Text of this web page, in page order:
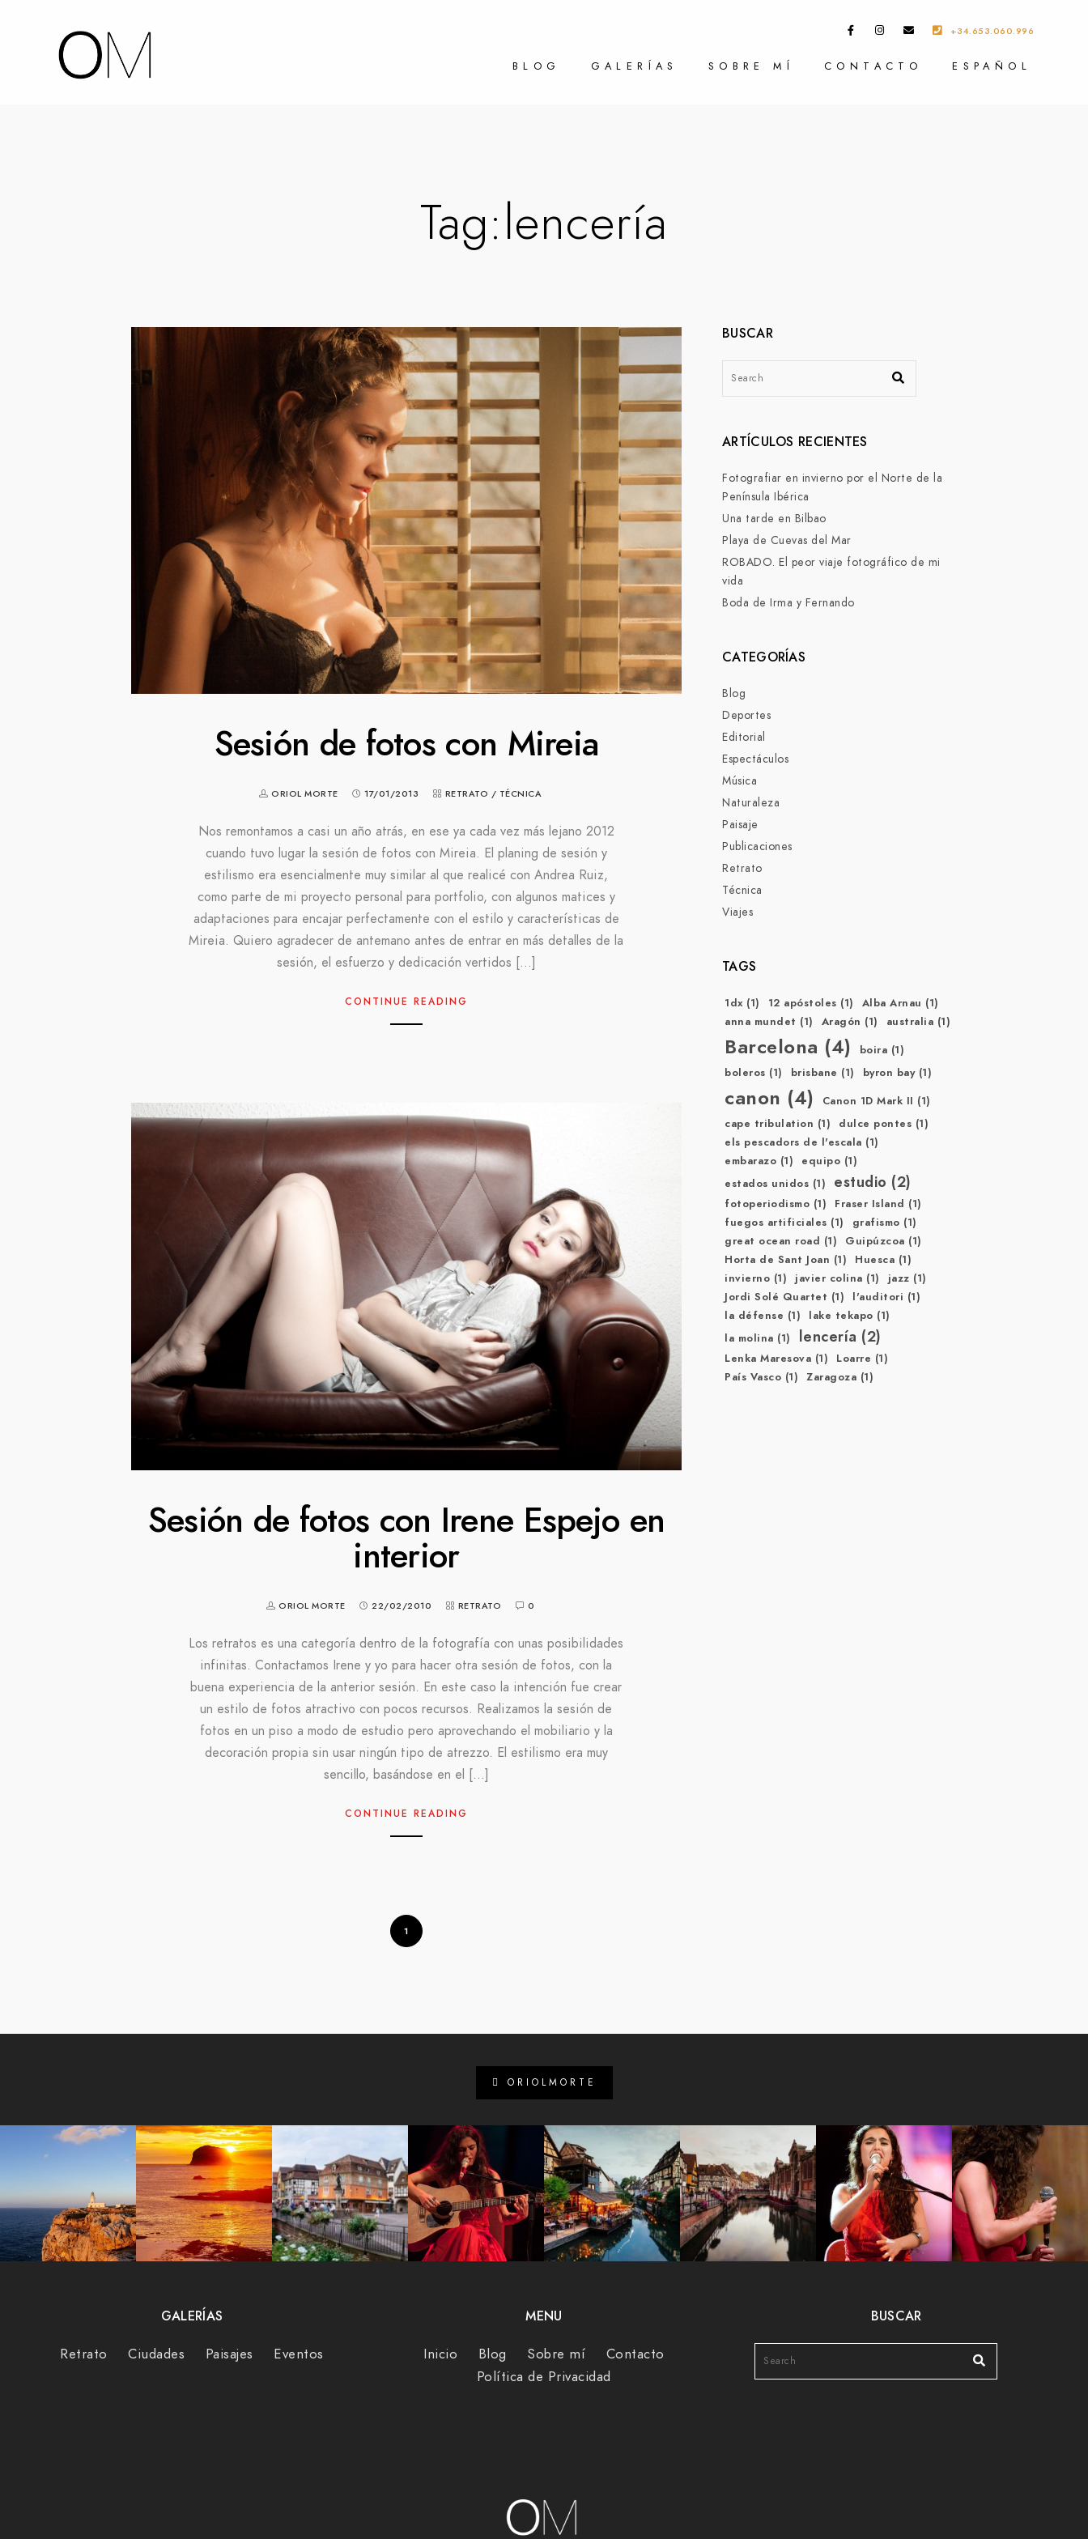
+34.653.060.996
BLOG GALERÍAS SOBRE MÍ CONTACTO ESPAÑOL
Tag:lencería
Sesión de fotos con Mireia
ORIOL MORTE 17/01/2013 RETRATO / TÉCNICA
Nos remontamos a casi un año atrás, en ese ya cada vez más lejano 2012
cuando tuvo lugar la sesión de fotos con Mireia. El planing de sesión y
estilismo era esencialmente muy similar al que realicé con Andrea Ruiz,
como parte de mi proyecto personal para portfolio, con algunos matices y
adaptaciones para encajar perfectamente con el estilo y características de
Mireia. Quiero agradecer de antemano antes de entrar en más detalles de la
sesión, el esfuerzo y dedicación vertidos […]
CONTINUE READING
Sesión de fotos con Irene Espejo en
interior
ORIOL MORTE 22/02/2010 RETRATO 0
Los retratos es una categoría dentro de la fotografía con unas posibilidades
infinitas. Contactamos Irene y yo para hacer otra sesión de fotos, con la
buena experiencia de la anterior sesión. En este caso la intención fue crear
un estilo de fotos atractivo con pocos recursos. Realizamos la sesión de
fotos en un piso a modo de estudio pero aprovechando el mobiliario y la
decoración propia sin usar ningún tipo de atrezzo. El estilismo era muy
sencillo, basándose en el […]
CONTINUE READING
1
BUSCAR
ARTÍCULOS RECIENTES
Fotografiar en invierno por el Norte de la
Península Ibérica
Una tarde en Bilbao
Playa de Cuevas del Mar
ROBADO. El peor viaje fotográfico de mi
vida
Boda de Irma y Fernando
CATEGORÍAS
Blog
Deportes
Editorial
Espectáculos
Música
Naturaleza
Paisaje
Publicaciones
Retrato
Técnica
Viajes
TAGS
1dx(1) 12 apóstoles (1) Alba Arnau (1)
anna mundet (1) Aragón (1) australia (1)
Barcelona (4) boira (1)
boleros (1) brisbane (1) byron bay(1)
canon (4) Canon 1D Mark II (1)
cape tribulation (1) dulce pontes (1)
els pescadors de l'escala (1)
embarazo (1) equipo (1)
estados unidos (1) estudio (2)
fotoperiodismo (1) Fraser Island (1)
fuegos artificiales (1) grafismo (1)
great ocean road (1) Guipúzcoa (1)
Horta de Sant Joan (1) Huesca (1)
invierno (1) javier colina (1) jazz (1)
Jordi Solé Quartet (1) l'auditori (1)
la défense (1) lake tekapo (1)
la molina (1) lencería (2)
Lenka Maresova (1) Loarre (1)
País Vasco (1) Zaragoza (1)
ORIOLMORTE
GALERÍAS
Retrato Ciudades Paisajes Eventos
MENU
Inicio Blog Sobre mí
Contacto
Política de Privacidad
BUSCAR